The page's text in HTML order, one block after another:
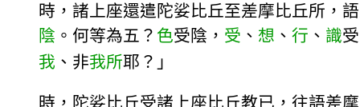
時，諸上座還遣陀娑比丘至差摩比丘所，
陰 。何等為五？ 色受陰， 受 、 想 、 行 、 識
我 、非我所耶？」
時，陀娑比丘受諸上座比丘教已，往語差